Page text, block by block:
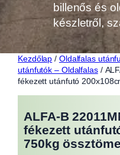
billenős és
készletről,
Kezdőlap / Oldalfalas
utánfutók – Oldalfalas/
fékezett utánfutó
ALFA-B
fékezett
750kg